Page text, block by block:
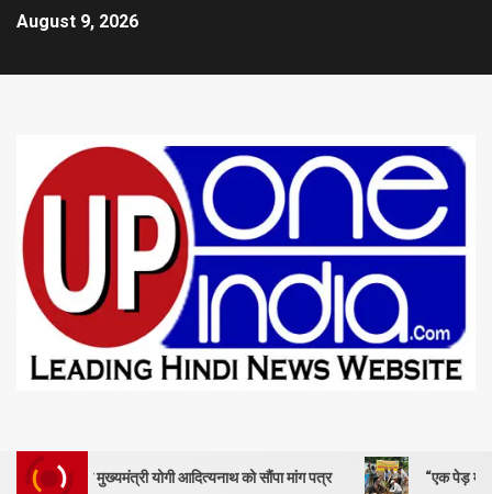
August 9, 2026
योगी आदित्यनाथ को सौंपा मांग पत्र “एक पेड़ माँ के नाम” – सेण्ट